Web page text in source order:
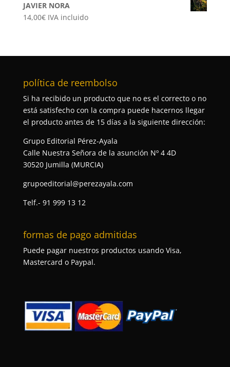
JAVIER NORA
14,00€ IVA incluido
política de reembolso
Si ha recibido un producto que no es el correcto o no
está satisfecho con la compra puede hacernos llegar
el producto antes de 15 días a la siguiente dirección:
Grupo Editorial Pérez-Ayala
Calle Nuestra Señora de la asunción Nº 4 4D
30520 Jumilla (MURCIA)
grupoeditorial@perezayala.com
Telf.- 91 999 13 12
formas de pago admitidas
Puede pagar nuestros productos usando Visa,
Mastercard o Paypal.